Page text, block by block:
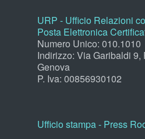
URP - Ufficio Relazioni
Posta Elettronica
Numero Unico: 010.1010
Indirizzo: Via Garibaldi
Genova
P. Iva: 00856930102
Ufficio stampa - Press